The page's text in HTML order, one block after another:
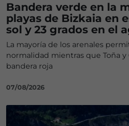
Bandera verde en la
playas de Bizkaia en
sol y 23 grados en el
La mayoría de los arenales
normalidad mientras que Toña
bandera roja
07/08/2026